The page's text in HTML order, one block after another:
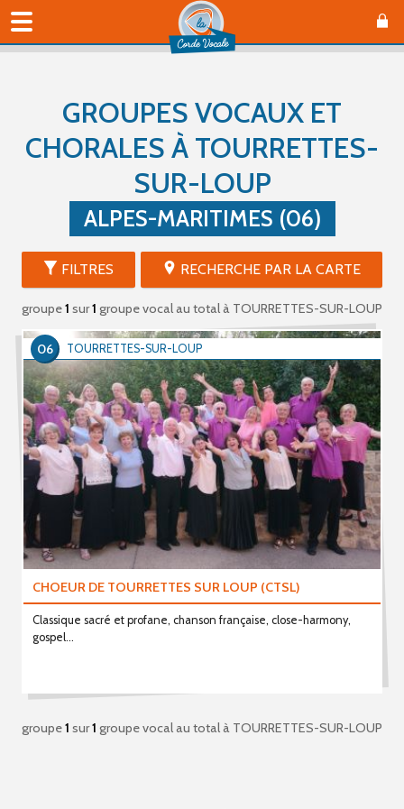
GROUPES VOCAUX ET
CHORALES À TOURRETTES-
SUR-LOUP
ALPES-MARITIMES (06)
FILTRES RECHERCHE PAR LA CARTE
groupe1 sur1 groupe vocal au totalà TOURRETTES-SUR-LOUP
CHOEUR DE TOURRETTES SUR LOUP (CTSL)
Classique sacré et profane, chanson française, close-harmony,
gospel...
TOURRETTES-SUR-LOUP
06
groupe1 sur1 groupe vocal au totalà TOURRETTES-SUR-LOUP